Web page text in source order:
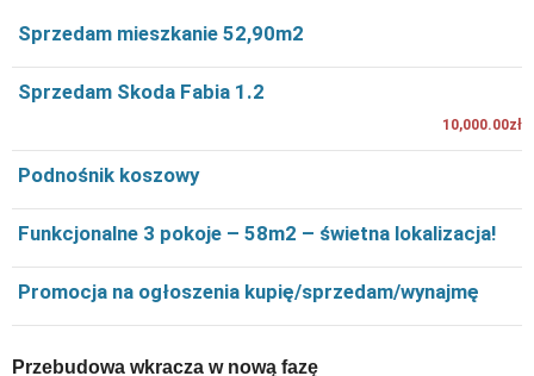
Sprzedam mieszkanie 52,90m2
Sprzedam Skoda Fabia 1.2
10,000.00zł
Podnośnik koszowy
Funkcjonalne 3 pokoje – 58m2 – świetna lokalizacja!
Promocja na ogłoszenia kupię/sprzedam/wynajmę
Przebudowa wkracza w nową fazę